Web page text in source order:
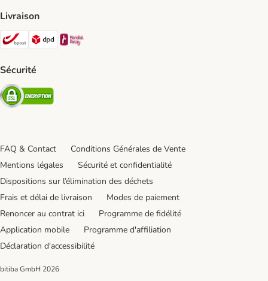
Livraison
Bpost Shipping Method
DPD Shipping Method
Sécurité
Security
FAQ & Contact
Conditions Générales de Vente
Mentions légales
Sécurité et confidentialité
Dispositions sur l’élimination des déchets
Frais et délai de livraison
Modes de paiement
Renoncer au contrat ici
Programme de fidélité
Application mobile
Programme d'affiliation
Déclaration d'accessibilité
bitiba GmbH 2026